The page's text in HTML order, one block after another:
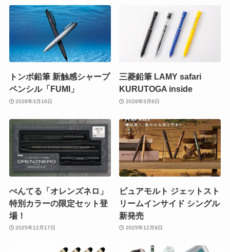
トンボ鉛筆 新触感シャープ
ペンシル「FUMI」
2026年3月16日
三菱鉛筆 LAMY safari
KURUTOGA inside
2026年3月6日
ぺんてる「オレンズネロ」
特別カラーの限定セット登
場！
2025年12月17日
ピュアモルト ジェットスト
リームインサイド シングル
新発売
2025年12月9日